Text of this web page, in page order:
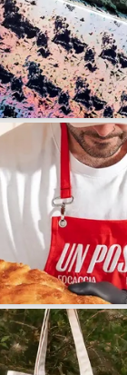
Un Posto
Ahengi